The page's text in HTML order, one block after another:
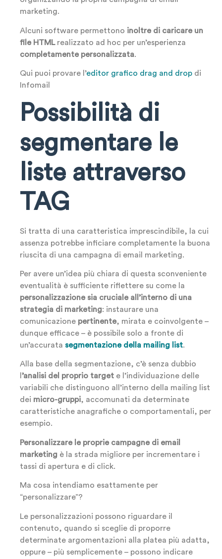
marketing.
Alcuni software permettono inoltre di caricare un
file HTMLrealizzato ad hoc per un’esperienza
completamente personalizzata.
Qui puoi provare l’editor grafico drag and drop di
Infomail
Possibilità di
segmentare le
liste attraverso
TAG
Si tratta di una caratteristica imprescindibile, la cui
assenza potrebbe inficiare completamente la buona
riuscita di una campagna di email marketing.
Per avere un’idea più chiara di questa sconveniente
eventualità è sufficiente riflettere su come la
personalizzazione sia cruciale all’interno di una
strategia di marketing: instaurare una
comunicazione pertinente, mirata e coinvolgente –
dunque efficace – è possibile solo a fronte di
un’accurata segmentazione della mailing list.
Alla base della segmentazione, c’è senza dubbio
’analisi del proprio target e l’individuazione delle
variabili che distinguono all’interno della mailing list
dei micro-gruppi, accomunati da determinate
caratteristiche anagrafiche o comportamentali, per
esempio.
Personalizzare le proprie campagne di email
marketing è la strada migliore per incrementare i
tassi di apertura e di click.
Ma cosa intendiamo esattamente per
“personalizzare”?
Le personalizzazioni possono riguardare il
contenuto, quando si sceglie di proporre
determinate argomentazioni alla platea più adatta,
oppure – più semplicemente – possono indicare